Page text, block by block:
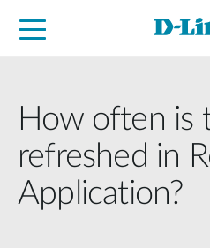
How often is
refreshed in
Application?